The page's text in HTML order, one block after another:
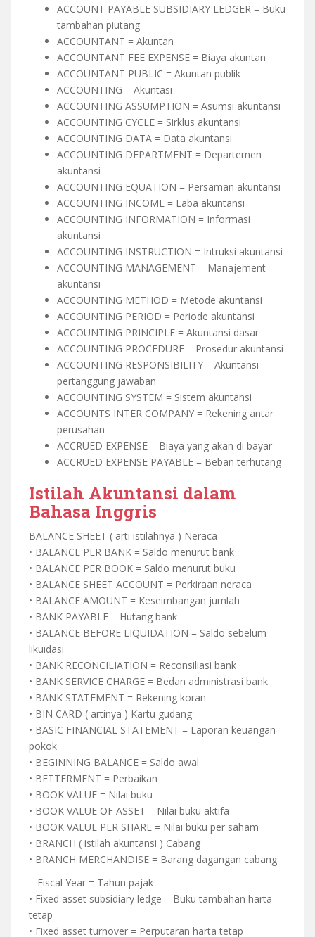
ACCOUNT PAYABLE SUBSIDIARY LEDGER = Buku
tambahan piutang
ACCOUNTANT = Akuntan
ACCOUNTANT FEE EXPENSE = Biaya akuntan
ACCOUNTANT PUBLIC = Akuntan publik
ACCOUNTING = Akuntasi
ACCOUNTING ASSUMPTION = Asumsi akuntansi
ACCOUNTING CYCLE = Sirklus akuntansi
ACCOUNTING DATA = Data akuntansi
ACCOUNTING DEPARTMENT = Departemen
akuntansi
ACCOUNTING EQUATION = Persaman akuntansi
ACCOUNTING INCOME = Laba akuntansi
ACCOUNTING INFORMATION = Informasi
akuntansi
ACCOUNTING INSTRUCTION = Intruksi akuntansi
ACCOUNTING MANAGEMENT = Manajement
akuntansi
ACCOUNTING METHOD = Metode akuntansi
ACCOUNTING PERIOD = Periode akuntansi
ACCOUNTING PRINCIPLE = Akuntansi dasar
ACCOUNTING PROCEDURE = Prosedur akuntansi
ACCOUNTING RESPONSIBILITY = Akuntansi
pertanggung jawaban
ACCOUNTING SYSTEM = Sistem akuntansi
ACCOUNTS INTER COMPANY = Rekening antar
perusahan
ACCRUED EXPENSE = Biaya yang akan di bayar
ACCRUED EXPENSE PAYABLE = Beban terhutang
Istilah Akuntansi dalam
Bahasa Inggris
BALANCE SHEET ( arti istilahnya ) Neraca
• BALANCE PER BANK = Saldo menurut bank
• BALANCE PER BOOK = Saldo menurut buku
• BALANCE SHEET ACCOUNT = Perkiraan neraca
• BALANCE AMOUNT = Keseimbangan jumlah
• BANK PAYABLE = Hutang bank
• BALANCE BEFORE LIQUIDATION = Saldo sebelum
likuidasi
• BANK RECONCILIATION = Reconsiliasi bank
• BANK SERVICE CHARGE = Bedan administrasi bank
• BANK STATEMENT = Rekening koran
• BIN CARD ( artinya ) Kartu gudang
• BASIC FINANCIAL STATEMENT = Laporan keuangan
pokok
• BEGINNING BALANCE = Saldo awal
• BETTERMENT = Perbaikan
• BOOK VALUE = Nilai buku
• BOOK VALUE OF ASSET = Nilai buku aktifa
• BOOK VALUE PER SHARE = Nilai buku per saham
• BRANCH ( istilah akuntansi ) Cabang
• BRANCH MERCHANDISE = Barang dagangan cabang
– Fiscal Year = Tahun pajak
• Fixed asset subsidiary ledge = Buku tambahan harta
tetap
• Fixed asset turnover = Perputaran harta tetap